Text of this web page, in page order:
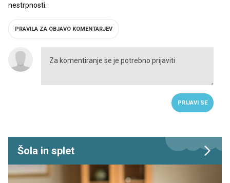
nestrpnosti.
PRAVILA ZA OBJAVO KOMENTARJEV
PRIJAVI SE
Šola in splet